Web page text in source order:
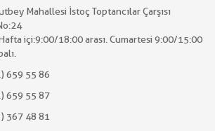
Mahallesi İstoç Toptancılar Çarşısı
içi:9:00/18:00 arası. Cumartesi 9:00/15:00
659 55 86
659 55 87
367 48 81